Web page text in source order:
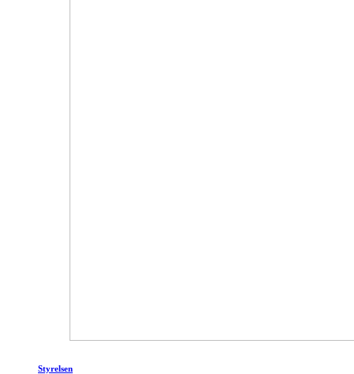
Styrelsen